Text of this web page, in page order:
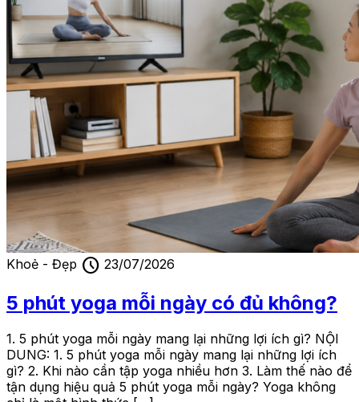
Khoẻ - Đẹp schedule 23/07/2026
5 phút yoga mỗi ngày có đủ không?
1. 5 phút yoga mỗi ngày mang lại những lợi ích gì? NỘI
DUNG: 1. 5 phút yoga mỗi ngày mang lại những lợi ích
gì? 2. Khi nào cần tập yoga nhiều hơn 3. Làm thế nào để
tận dụng hiệu quả 5 phút yoga mỗi ngày? Yoga không